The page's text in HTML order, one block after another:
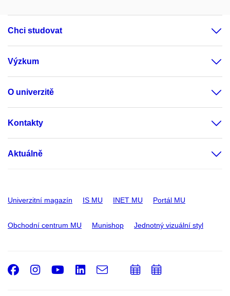
Chci studovat
Výzkum
O univerzitě
Kontakty
Aktuálně
Univerzitní magazín IS MU INET MU Portál MU
Obchodní centrum MU Munishop Jednotný vizuální styl
Facebook
Instagram
Youtube
LinkedIn
e-
PřidatPřidat